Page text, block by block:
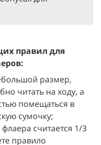
правил для
размер,
читать на ходу, а
помещаться в
сумочку;
считается 1/3
правило